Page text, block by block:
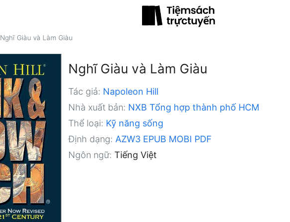
Nghĩ Giàu và Làm Giàu
Nghĩ Giàu và Làm Giàu
Tác giả: Napoleon Hill
Nhà xuất bản: NXB Tổng hợp thành phố HCM
Thể loại: Kỹ năng sống
Định dạng: AZW3 EPUB MOBI PDF
Ngôn ngữ: Tiếng Việt